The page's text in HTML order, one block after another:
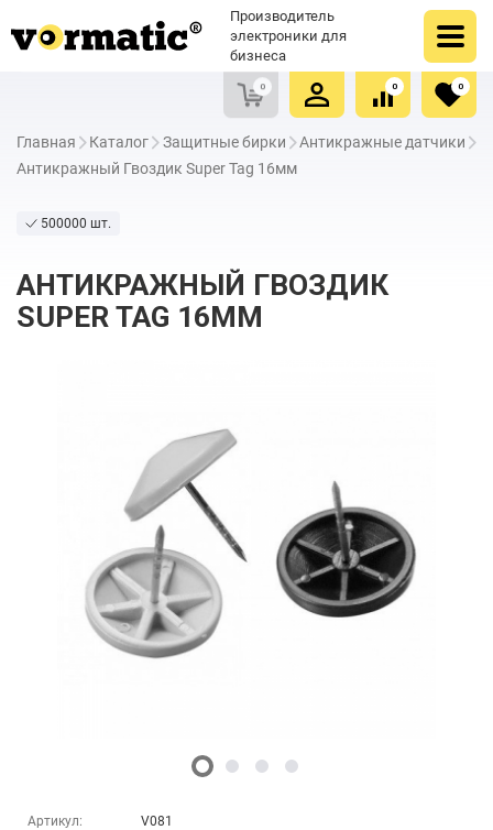
Производитель
электроники для
бизнеса
0
Очистить список сравнения
0
Очистить избранное
0
Главная Каталог Защитные бирки
Антикражные датчики
Антикражный Гвоздик Super Tag 16мм
500000 шт.
АНТИКРАЖНЫЙ ГВОЗДИК
SUPER TAG 16ММ
Артикул: V081